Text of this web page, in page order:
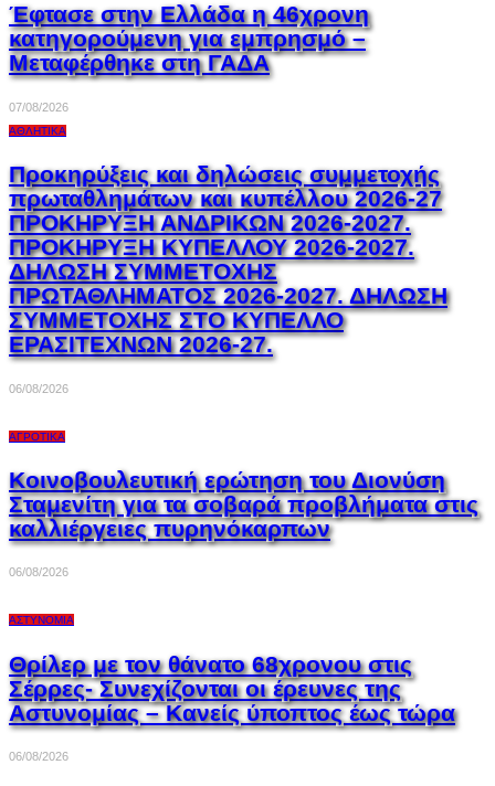
Έφτασε στην Ελλάδα η 46χρονη
κατηγορούμενη για εμπρησμό –
Μεταφέρθηκε στη ΓΑΔΑ
07/08/2026
ΑΘΛΗΤΙΚΆ
Προκηρύξεις και δηλώσεις συμμετοχής
πρωταθλημάτων και κυπέλλου 2026-27
ΠΡΟΚΗΡΥΞΗ ΑΝΔΡΙΚΩΝ 2026-2027.
ΠΡΟΚΗΡΥΞΗ ΚΥΠΕΛΛΟΥ 2026-2027.
ΔΗΛΩΣΗ ΣΥΜΜΕΤΟΧΗΣ
ΠΡΩΤΑΘΛΗΜΑΤΟΣ 2026-2027. ΔΗΛΩΣΗ
ΣΥΜΜΕΤΟΧΗΣ ΣΤΟ ΚΥΠΕΛΛΟ
ΕΡΑΣΙΤΕΧΝΩΝ 2026-27.
06/08/2026
ΑΓΡΟΤΙΚΆ
Κοινοβουλευτική ερώτηση του Διονύση
Σταμενίτη για τα σοβαρά προβλήματα στις
καλλιέργειες πυρηνόκαρπων
06/08/2026
ΑΣΤΥΝΟΜΊΑ
Θρίλερ με τον θάνατο 68χρονου στις
Σέρρες- Συνεχίζονται οι έρευνες της
Αστυνομίας – Κανείς ύποπτος έως τώρα
06/08/2026